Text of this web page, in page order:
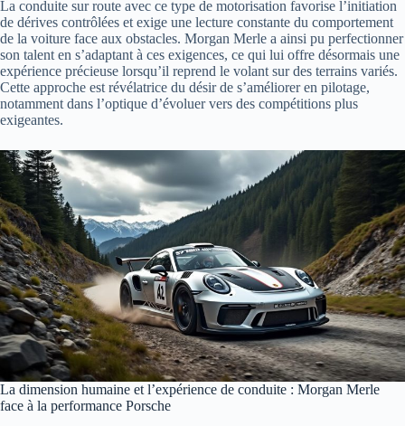
La conduite sur route avec ce type de motorisation favorise l’initiation
de dérives contrôlées et exige une lecture constante du comportement
de la voiture face aux obstacles. Morgan Merle a ainsi pu perfectionner
son talent en s’adaptant à ces exigences, ce qui lui offre désormais une
expérience précieuse lorsqu’il reprend le volant sur des terrains variés.
Cette approche est révélatrice du désir de s’améliorer en pilotage,
notamment dans l’optique d’évoluer vers des compétitions plus
exigeantes.
La dimension humaine et l’expérience de conduite : Morgan Merle
face à la performance Porsche